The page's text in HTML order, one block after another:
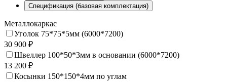
Спецификация (базовая комплектация)
Металлокаркас
Уголок 75*75*5мм (6000*7200)
30 900 ₽
Швеллер 100*50*3мм в основании (6000*7200)
13 200 ₽
Косынки 150*150*4мм по углам